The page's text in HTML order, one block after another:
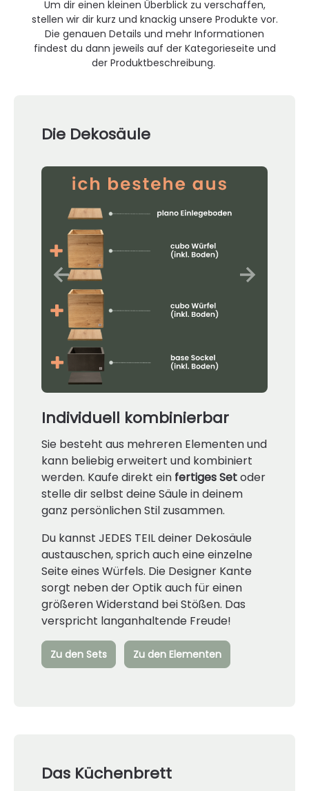
Um dir einen kleinen Überblick zu verschaffen,
stellen wir dir kurz und knackig unsere Produkte vor.
Die genauen Details und mehr Informationen
findest du dann jeweils auf der Kategorieseite und
der Produktbeschreibung.
Die Dekosäule
Individuell kombinierbar
Sie besteht aus mehreren Elementen und
kann beliebig erweitert und kombiniert
werden. Kaufe direkt ein fertiges Setoder
stelle dir selbst deine Säule in deinem
ganz persönlichen Stil zusammen.
Du kannst JEDES TEIL deiner Dekosäule
austauschen, sprich auch eine einzelne
Seite eines Würfels. Die Designer Kante
sorgt neben der Optik auch für einen
größeren Widerstand bei Stößen. Das
verspricht langanhaltende Freude!
Zu den Sets Zu den Elementen
Das Küchenbrett